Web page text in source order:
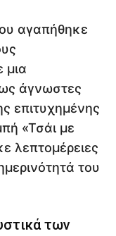
αγαπήθηκε
μια
άγνωστες
επιτυχημένης
«Τσάι με
λεπτομέρειες
του
των